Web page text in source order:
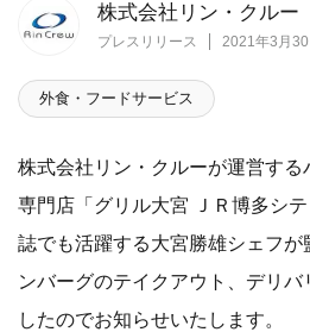
株式会社リン・クルー
プレスリリース 2021年3月
外食・フードサービス
株式会社リン・クルーが運営す
専門店「グリル大宮 ＪＲ博多シ
誌でも活躍する大宮勝雄シェフ
ンバーグのテイクアウト、デリバ
したのでお知らせいたします。